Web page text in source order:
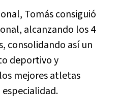
Tomás consiguió
alcanzando los 4
consolidando así un
deportivo y
mejores atletas